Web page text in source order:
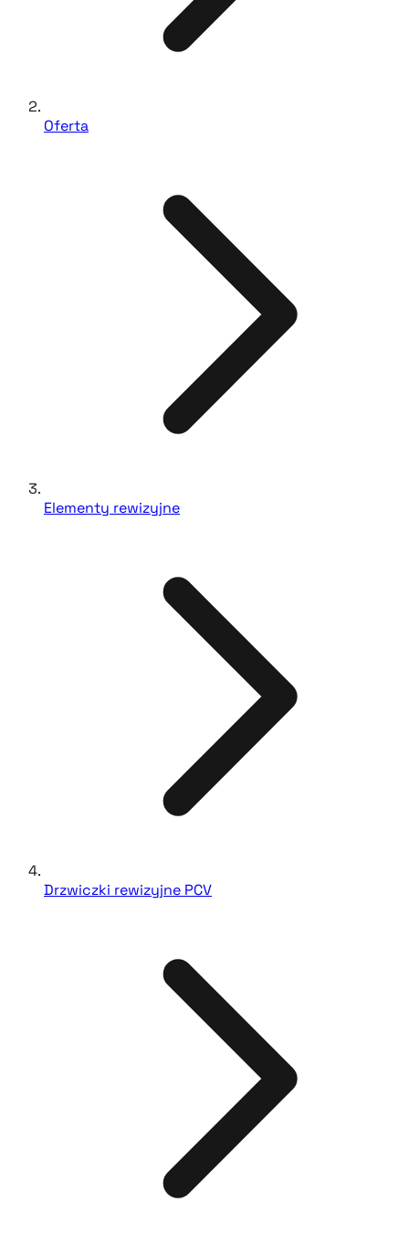
Oferta
Elementy rewizyjne
Drzwiczki rewizyjne PCV